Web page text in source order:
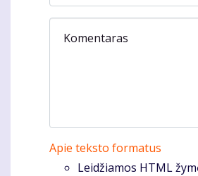
Komentaras
Apie teksto formatus
Leidžiamos HTML